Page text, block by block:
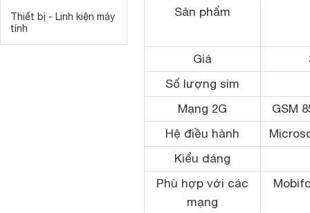
Thiết bị - Linh kiện máy
tính
Sản phẩm
Giá
Số lượng sim
Mạng 2G
GSM
Hệ điều hành
Kiểu dáng
Phù hợp với các
mạng